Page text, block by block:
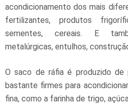
acondicionamento dos mais
fertilizantes, produtos
sementes, cereais. E
metalúrgicas, entulhos,
O saco de ráfia é produzido de
bastante firmes para
fina, como a farinha de trigo,